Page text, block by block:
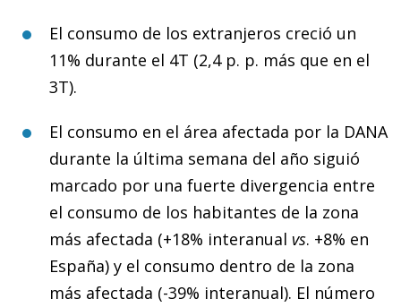
El consumo de los extranjeros creció un
11% durante el 4T (2,4 p. p. más que en el
3T).
El consumo en el área afectada por la DANA
durante la última semana del año siguió
marcado por una fuerte divergencia entre
el consumo de los habitantes de la zona
más afectada (+18% interanual vs. +8% en
España) y el consumo dentro de la zona
más afectada (-39% interanual). El número